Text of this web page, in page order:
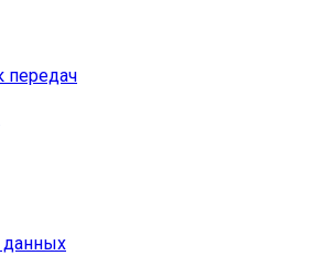
передач
данных